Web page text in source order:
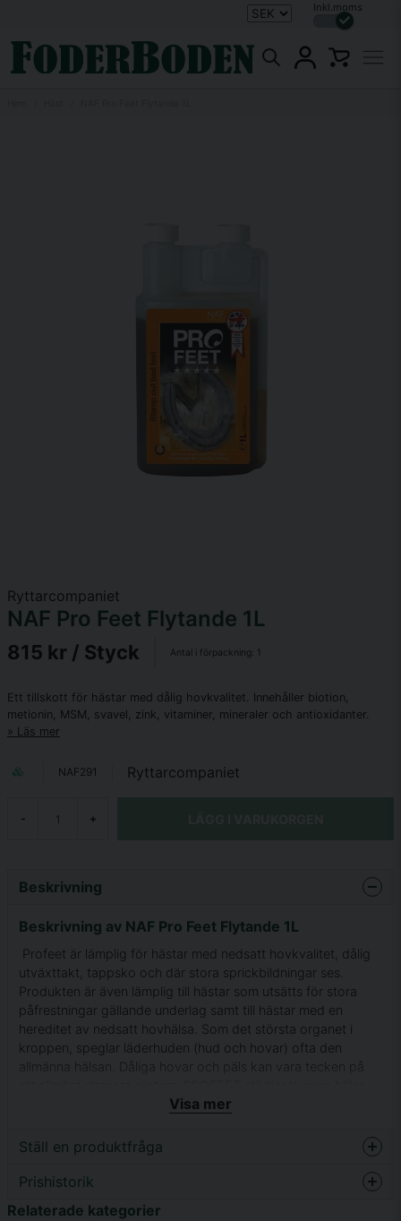
Inkl.moms
Ryttarcompaniet
NAF Pro Feet Flytande 1L
815 kr / Styck Antal i förpackning: 1
Ett tillskott för hästar med dålig hovkvalitet. Innehåller biotion,
metionin, MSM, svavel, zink, vitaminer, mineraler och antioxidanter.
Läs mer
NAF291 Ryttarcompaniet
- +
Beskrivning
Beskrivning av NAF Pro Feet Flytande 1L
Profeet är lämplig för hästar med nedsatt hovkvalitet, dålig
utväxttakt, tappsko och där stora sprickbildningar ses.
Produkten är även lämplig till hästar som utsätts för stora
påfrestningar gällande underlag samt till hästar med en
hereditet av nedsatt hovhälsa. Som det största organet i
kroppen, speglar läderhuden (hud och hovar) ofta den
allmänna hälsan. Dåliga hovar och päls kan vara tecken på
genom att tillföra kraftfulla antioxidanter som spola bort
vilket kommer att återspeglas i en glänsande päls och starka,
Innehåller 24 mg biotion, metionin, MSM, svavel, zink,
Visa mer
Ställ en produktfråga
question
Prishistorik
Relaterade kategorier